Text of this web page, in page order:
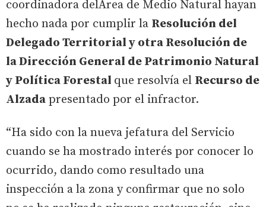
coordinadora delÁrea de Medio Natural hayan
hecho nada por cumplir la Resolución del
Delegado Territorial y otra Resolución de
la Dirección General de Patrimonio Natural
y Política Forestal que resolvía el Recurso de
Alzada presentado por el infractor.
“Ha sido con la nueva jefatura del Servicio
cuando se ha mostrado interés por conocer lo
ocurrido, dando como resultado una
inspección a la zona y confirmar que no solo